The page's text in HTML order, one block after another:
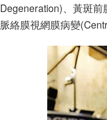
Degeneration)、黃斑
脈絡膜視網膜病變